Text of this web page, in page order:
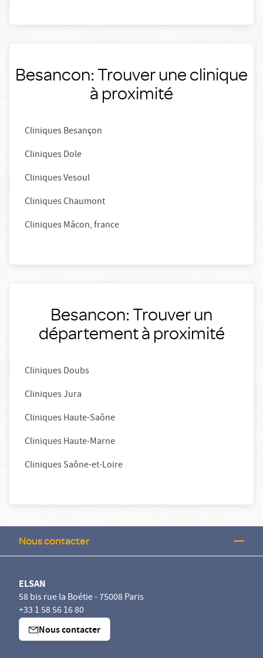
Besancon: Trouver une clinique
à proximité
Cliniques Besançon
Cliniques Dole
Cliniques Vesoul
Cliniques Chaumont
Cliniques Mâcon, france
Besancon: Trouver un
département à proximité
Cliniques Doubs
Cliniques Jura
Cliniques Haute-Saône
Cliniques Haute-Marne
Cliniques Saône-et-Loire
Nous contacter
ELSAN
58 bis rue la Boétie - 75008 Paris
+33 1 58 56 16 80
Nous contacter